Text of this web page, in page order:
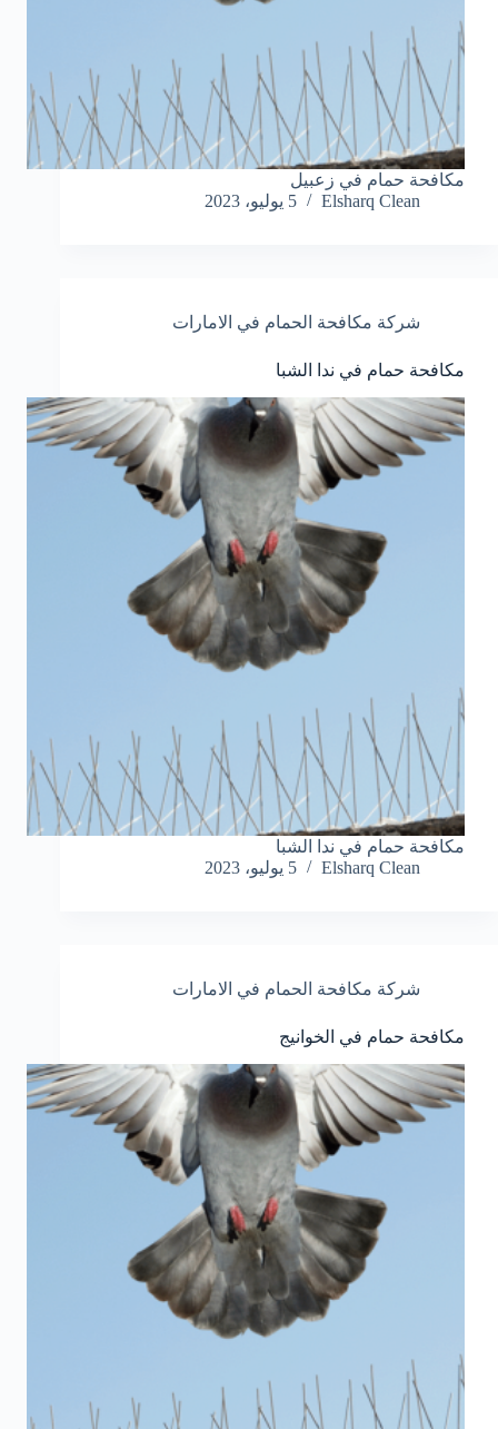
مكافحة حمام في زعبيل
Elsharq Clean
5 يوليو، 2023
شركة مكافحة الحمام في الامارات
مكافحة حمام في ندا الشبا
مكافحة حمام في ندا الشبا
Elsharq Clean
5 يوليو، 2023
شركة مكافحة الحمام في الامارات
مكافحة حمام في الخوانيج